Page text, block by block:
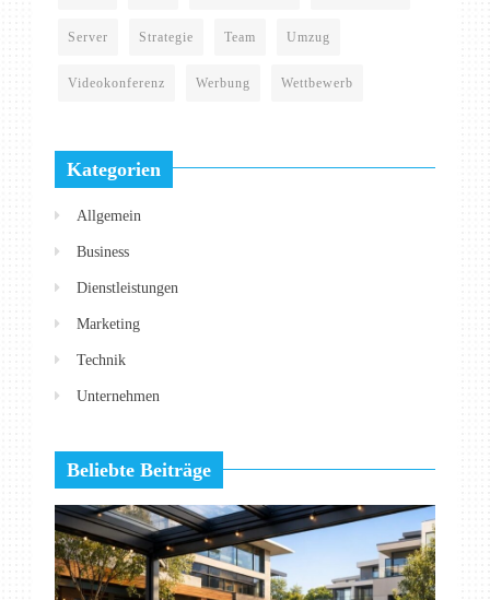
Server Strategie Team Umzug
Videokonferenz Werbung Wettbewerb
Kategorien
Allgemein
Business
Dienstleistungen
Marketing
Technik
Unternehmen
Beliebte Beiträge